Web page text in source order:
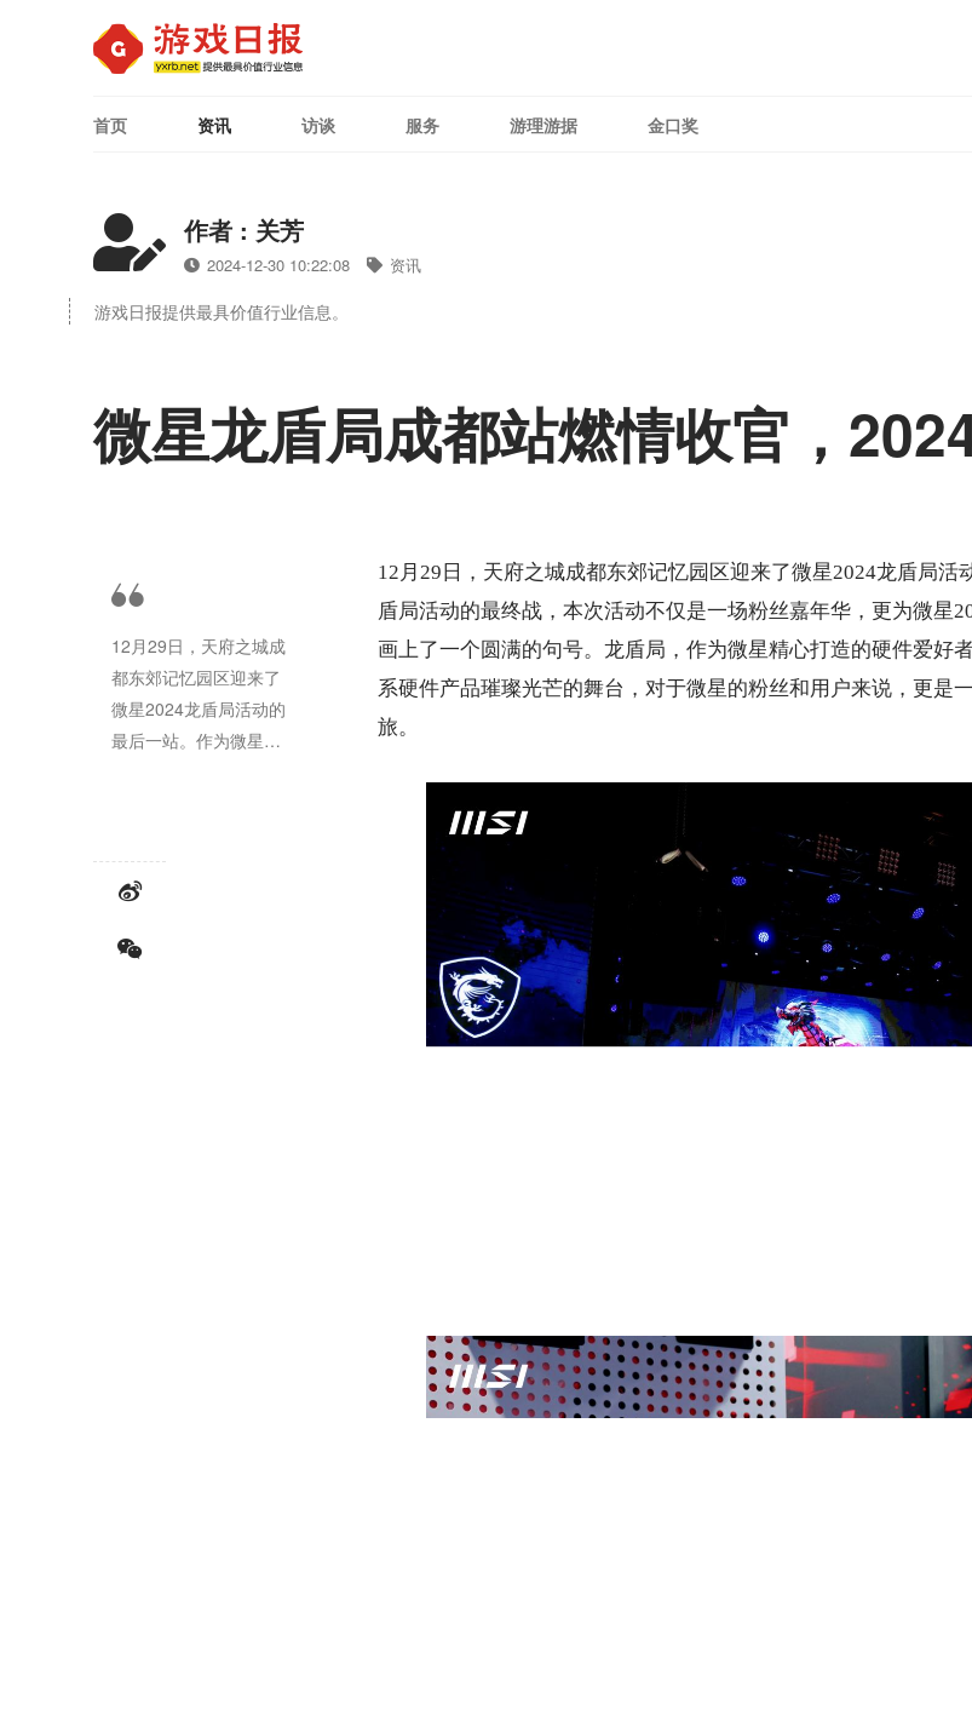
首页 资讯 访谈 服务 游理游据 金口奖
作者 : 关芳
2024-12-30 10:22:08 资讯
游戏日报提供最具价值行业信息。
微星龙盾局成都站燃情收官，
12月29日，天府之城成
都东郊记忆园区迎来了
微星2024龙盾局活动的
最后一站。作为微星年
星2024年百花齐放的系
列装备发布画上了一个
作为微星精心打造的硬
12月29日，天府之城成都东郊记忆园区迎来了微星2024龙盾局活
盾局活动的最终战，本次活动不仅是一场粉丝嘉年华，更为微星
画上了一个圆满的句号。龙盾局，作为微星精心打造的硬件爱好
系硬件产品璀璨光芒的舞台，对于微星的粉丝和用户来说，更是
旅。